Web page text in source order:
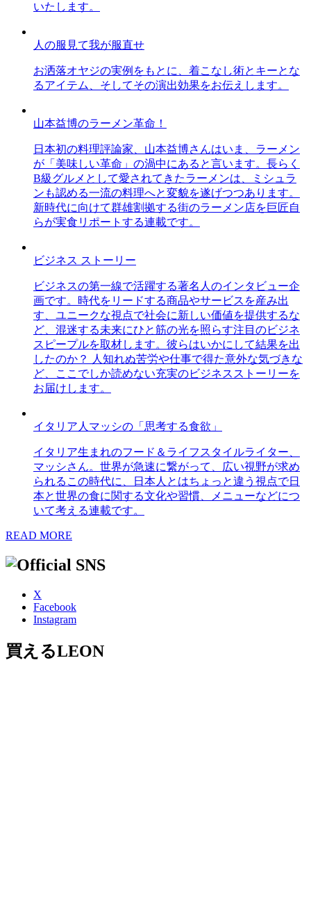
いたします。
人の服見て我が服直せ
お洒落オヤジの実例をもとに、着こなし術とキーとな
るアイテム、そしてその演出効果をお伝えします。
山本益博のラーメン革命！
日本初の料理評論家、山本益博さんはいま、ラーメン
が「美味しい革命」の渦中にあると言います。長らく
B級グルメとして愛されてきたラーメンは、ミシュラ
ンも認める一流の料理へと変貌を遂げつつあります。
新時代に向けて群雄割拠する街のラーメン店を巨匠自
らが実食リポートする連載です。
ビジネス ストーリー
ビジネスの第一線で活躍する著名人のインタビュー企
画です。時代をリードする商品やサービスを産み出
す、ユニークな視点で社会に新しい価値を提供するな
ど、混迷する未来にひと筋の光を照らす注目のビジネ
スピープルを取材します。彼らはいかにして結果を出
したのか？ 人知れぬ苦労や仕事で得た意外な気づきな
ど、ここでしか読めない充実のビジネスストーリーを
お届けします。
イタリア人マッシの「思考する食欲」
イタリア生まれのフード＆ライフスタイルライター、
マッシさん。世界が急速に繋がって、広い視野が求め
られるこの時代に、日本人とはちょっと違う視点で日
本と世界の食に関する文化や習慣、メニューなどにつ
いて考える連載です。
READ MORE
X
Facebook
Instagram
買えるLEON